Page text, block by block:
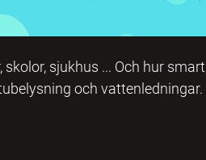
skolor, sjukhus ... Och hur
och vattenledningar.